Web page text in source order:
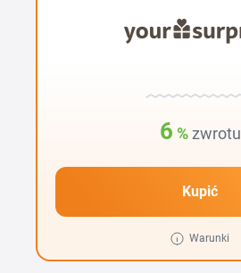
6 % zwrotu
Kupić
Warunki